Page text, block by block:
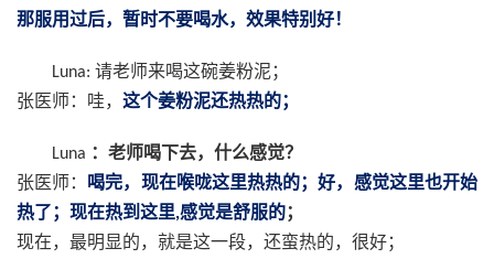
那服用过后，暂时不要喝水，效果特别好！
Luna: 请老师来喝这碗姜粉泥；
张医师：哇， 这个姜粉泥还热热的；
Luna ：老师喝下去，什么感觉？
张医师：
喝完，现在喉咙这里热热的；好，感觉这里也开始
热了；现在热到这里,感觉是舒服的；
现在，最明显的，就是这一段，还蛮热的，很好；